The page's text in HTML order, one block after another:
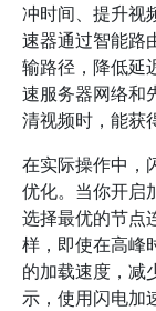
冲时间、提升视
速器通过智能路
输路径，降低延
速服务器网络和
清视频时，能获
在实际操作中，
优化。当你开启
选择最优的节点
样，即使在高峰
的加载速度，减
示，使用闪电加